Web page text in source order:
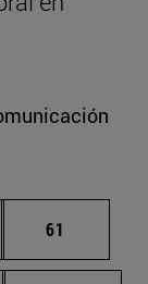
intermedias
Página
61